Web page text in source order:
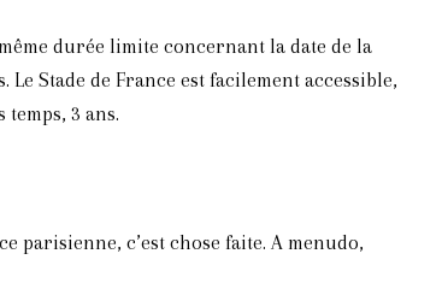
durée limite concernant la date de la
Stade de France est facilement accessible,
3 ans.
c’est chose faite. A menudo,